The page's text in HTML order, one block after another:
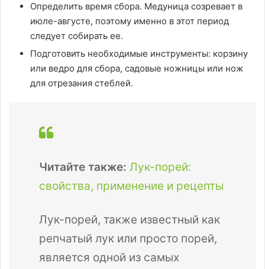
Определить время сбора. Медуница созревает в
июле-августе, поэтому именно в этот период
следует собирать ее.
Подготовить необходимые инструменты: корзину
или ведро для сбора, садовые ножницы или нож
для отрезания стеблей.
Читайте также: Лук-порей:
свойства, применение и рецепты
Лук-порей, также известный как
репчатый лук или просто порей,
является одной из самых